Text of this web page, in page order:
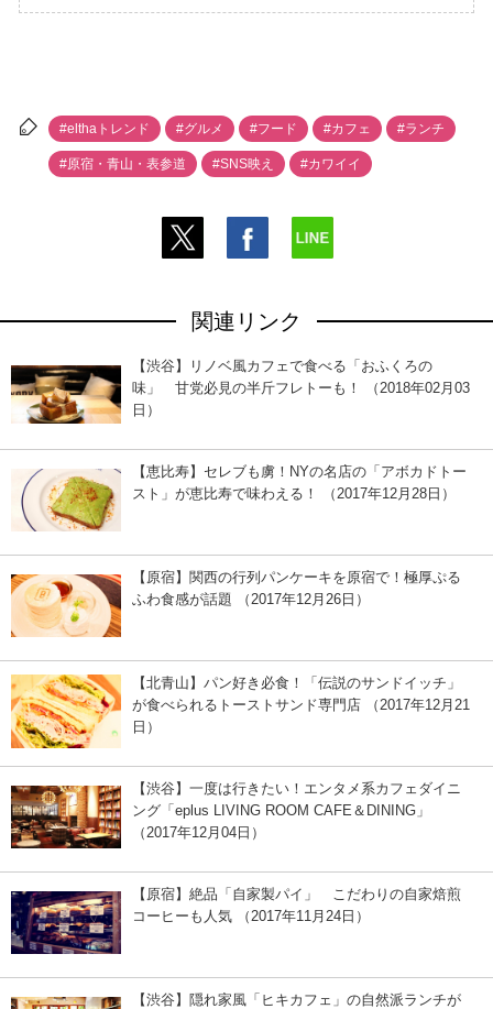
#elthaトレンド #グルメ #フード #カフェ #ランチ
#原宿・青山・表参道 #SNS映え #カワイイ
関連リンク
【渋谷】リノベ風カフェで食べる「おふくろの
味」 甘党必見の半斤フレトーも！ （2018年02月03
日）
【恵比寿】セレブも虜！NYの名店の「アボカドトー
スト」が恵比寿で味わえる！ （2017年12月28日）
【原宿】関西の行列パンケーキを原宿で！極厚ぷる
ふわ食感が話題 （2017年12月26日）
【北青山】パン好き必食！「伝説のサンドイッチ」
が食べられるトーストサンド専門店 （2017年12月21
日）
【渋谷】一度は行きたい！エンタメ系カフェダイニ
ング「eplus LIVING ROOM CAFE＆DINING」
（2017年12月04日）
【原宿】絶品「自家製パイ」 こだわりの自家焙煎
コーヒーも人気 （2017年11月24日）
【渋谷】隠れ家風「ヒキカフェ」の自然派ランチが